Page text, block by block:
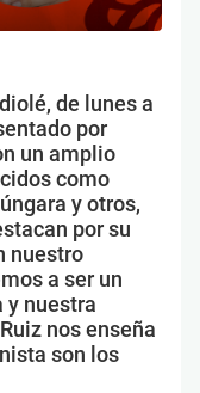
de lunes a
por
un amplio
como
y otros,
por su
nuestro
a ser un
y nuestra
nos enseña
son los